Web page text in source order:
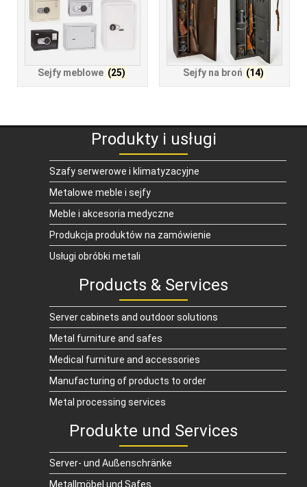
Sejfy meblowe (25) Sejfy na broń (14)
Produkty i usługi
Szafy serwerowe i klimatyzacyjne
Metalowe meble i sejfy
Meble i akcesoria medyczne
Produkcja produktów na zamówienie
Usługi obróbki metali
Products & Services
Server cabinets and outdoor solutions
Metal furniture and safes
Medical furniture and accessories
Manufacturing of products to order
Metal processing services
Produkte und Services
Server- und Außenschränke
Metallmöbel und Safes